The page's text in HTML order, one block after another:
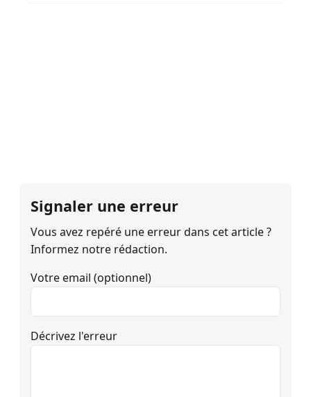
Signaler une erreur
Vous avez repéré une erreur dans cet article ?
Informez notre rédaction.
Votre email (optionnel)
Décrivez l'erreur